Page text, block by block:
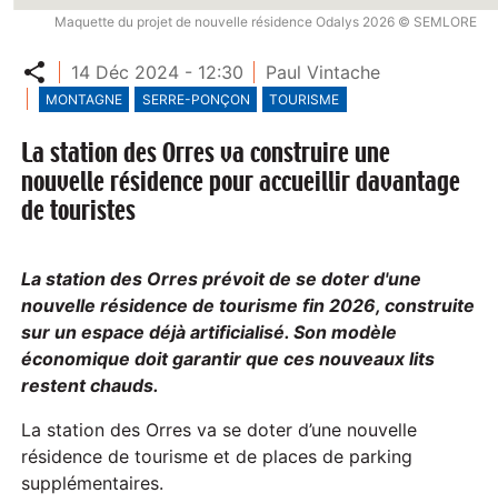
Maquette du projet de nouvelle résidence Odalys 2026 © SEMLORE
Partager
14 Déc 2024 - 12:30 Paul Vintache
MONTAGNE SERRE-PONÇON TOURISME
La station des Orres va construire une
nouvelle résidence pour accueillir davantage
de touristes
La station des Orres prévoit de se doter d'une
nouvelle résidence de tourisme fin 2026, construite
sur un espace déjà artificialisé. Son modèle
économique doit garantir que ces nouveaux lits
restent chauds.
La station des Orres va se doter d’une nouvelle
résidence de tourisme et de places de parking
supplémentaires.